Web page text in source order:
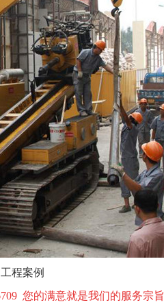
工程案例
您的满意就是我们的服务宗旨